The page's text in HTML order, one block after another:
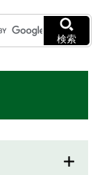
検索